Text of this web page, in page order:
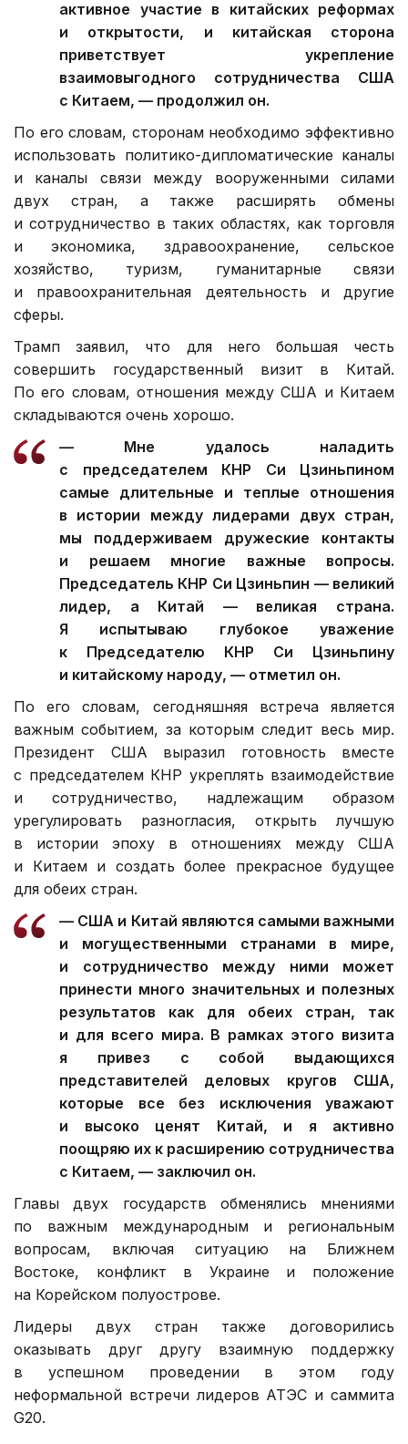
активное участие в китайских реформах
и открытости, и китайская сторона
приветствует укрепление
взаимовыгодного сотрудничества США
с Китаем, — продолжил он.
По его словам, сторонам необходимо эффективно
использовать политико-дипломатические каналы
и каналы связи между вооруженными силами
двух стран, а также расширять обмены
и сотрудничество в таких областях, как торговля
и экономика, здравоохранение, сельское
хозяйство, туризм, гуманитарные связи
и правоохранительная деятельность и другие
сферы.
Трамп заявил, что для него большая честь
совершить государственный визит в Китай.
По его словам, отношения между США и Китаем
складываются очень хорошо.
— Мне удалось наладить
с председателем КНР Си Цзиньпином
самые длительные и теплые отношения
в истории между лидерами двух стран,
мы поддерживаем дружеские контакты
и решаем многие важные вопросы.
Председатель КНР Си Цзиньпин — великий
лидер, а Китай — великая страна.
Я испытываю глубокое уважение
к Председателю КНР Си Цзиньпину
и китайскому народу, — отметил он.
По его словам, сегодняшняя встреча является
важным событием, за которым следит весь мир.
Президент США выразил готовность вместе
с председателем КНР укреплять взаимодействие
и сотрудничество, надлежащим образом
урегулировать разногласия, открыть лучшую
в истории эпоху в отношениях между США
и Китаем и создать более прекрасное будущее
для обеих стран.
— США и Китай являются самыми важными
и могущественными странами в мире,
и сотрудничество между ними может
принести много значительных и полезных
результатов как для обеих стран, так
и для всего мира. В рамках этого визита
я привез с собой выдающихся
представителей деловых кругов США,
которые все без исключения уважают
и высоко ценят Китай, и я активно
поощряю их к расширению сотрудничества
с Китаем, — заключил он.
Главы двух государств обменялись мнениями
по важным международным и региональным
вопросам, включая ситуацию на Ближнем
Востоке, конфликт в Украине и положение
на Корейском полуострове.
Лидеры двух стран также договорились
оказывать друг другу взаимную поддержку
в успешном проведении в этом году
неформальной встречи лидеров АТЭС и саммита
G20.